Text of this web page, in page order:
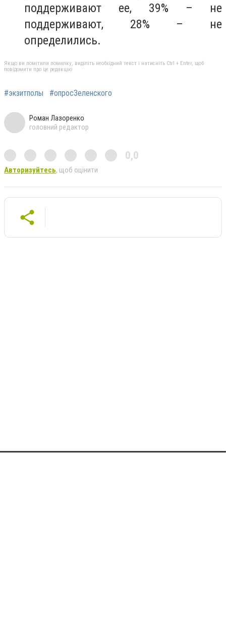
поддерживают ее, 39% – не
поддерживают, 28% – не
определились.
Якщо ви помітили помилку, виділіть необхідний текст і натисніть Ctrl + Enter, щоб
повідомити про це редакцію
#экзитполы #опросЗеленского
Роман Лазоренко
головний редактор
0,0
Авторизуйтесь, щоб оцінити